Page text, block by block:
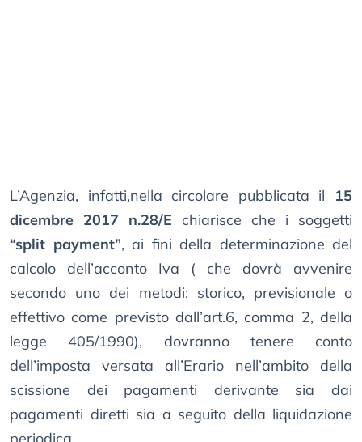
L’Agenzia, infatti,nella circolare pubblicata il 15
dicembre 2017 n.28/E chiarisce che i soggetti
“split payment”, ai fini della determinazione del
calcolo dell’acconto Iva ( che dovrà avvenire
secondo uno dei metodi: storico, previsionale o
effettivo come previsto dall’art.6, comma 2, della
legge 405/1990), dovranno tenere conto
dell’imposta versata all’Erario nell’ambito della
scissione dei pagamenti derivante sia dai
pagamenti diretti sia a seguito della liquidazione